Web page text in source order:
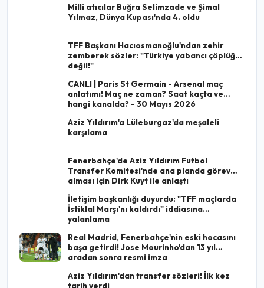
Milli atıcılar Buğra Selimzade ve Şimal
Yılmaz, Dünya Kupası'nda 4. oldu
TFF Başkanı Hacıosmanoğlu'ndan zehir
zemberek sözler: "Türkiye yabancı çöplüğü
değil!"
CANLI | Paris St Germain - Arsenal maç
anlatımı! Maç ne zaman? Saat kaçta ve
hangi kanalda? - 30 Mayıs 2026
Aziz Yıldırım'a Lüleburgaz'da meşaleli
karşılama
Fenerbahçe'de Aziz Yıldırım Futbol
Transfer Komitesi'nde ana planda görev
alması için Dirk Kuyt ile anlaştı
İletişim başkanlığı duyurdu: "TFF maçlarda
İstiklal Marşı'nı kaldırdı" iddiasına
yalanlama
Real Madrid, Fenerbahçe'nin eski hocasını
başa getirdi! Jose Mourinho'dan 13 yıl
aradan sonra resmi imza
Aziz Yıldırım'dan transfer sözleri! İlk kez
tarih verdi